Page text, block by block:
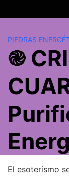
al
PIEDRAS
֎
El esoterismo